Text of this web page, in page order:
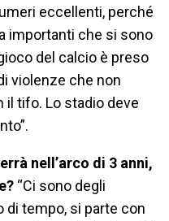
eccellenti, perché
importanti che si sono
del calcio è preso
violenze che non
il tifo. Lo stadio deve
nell’arco di 3 anni,
“Ci sono degli
di tempo, si parte con